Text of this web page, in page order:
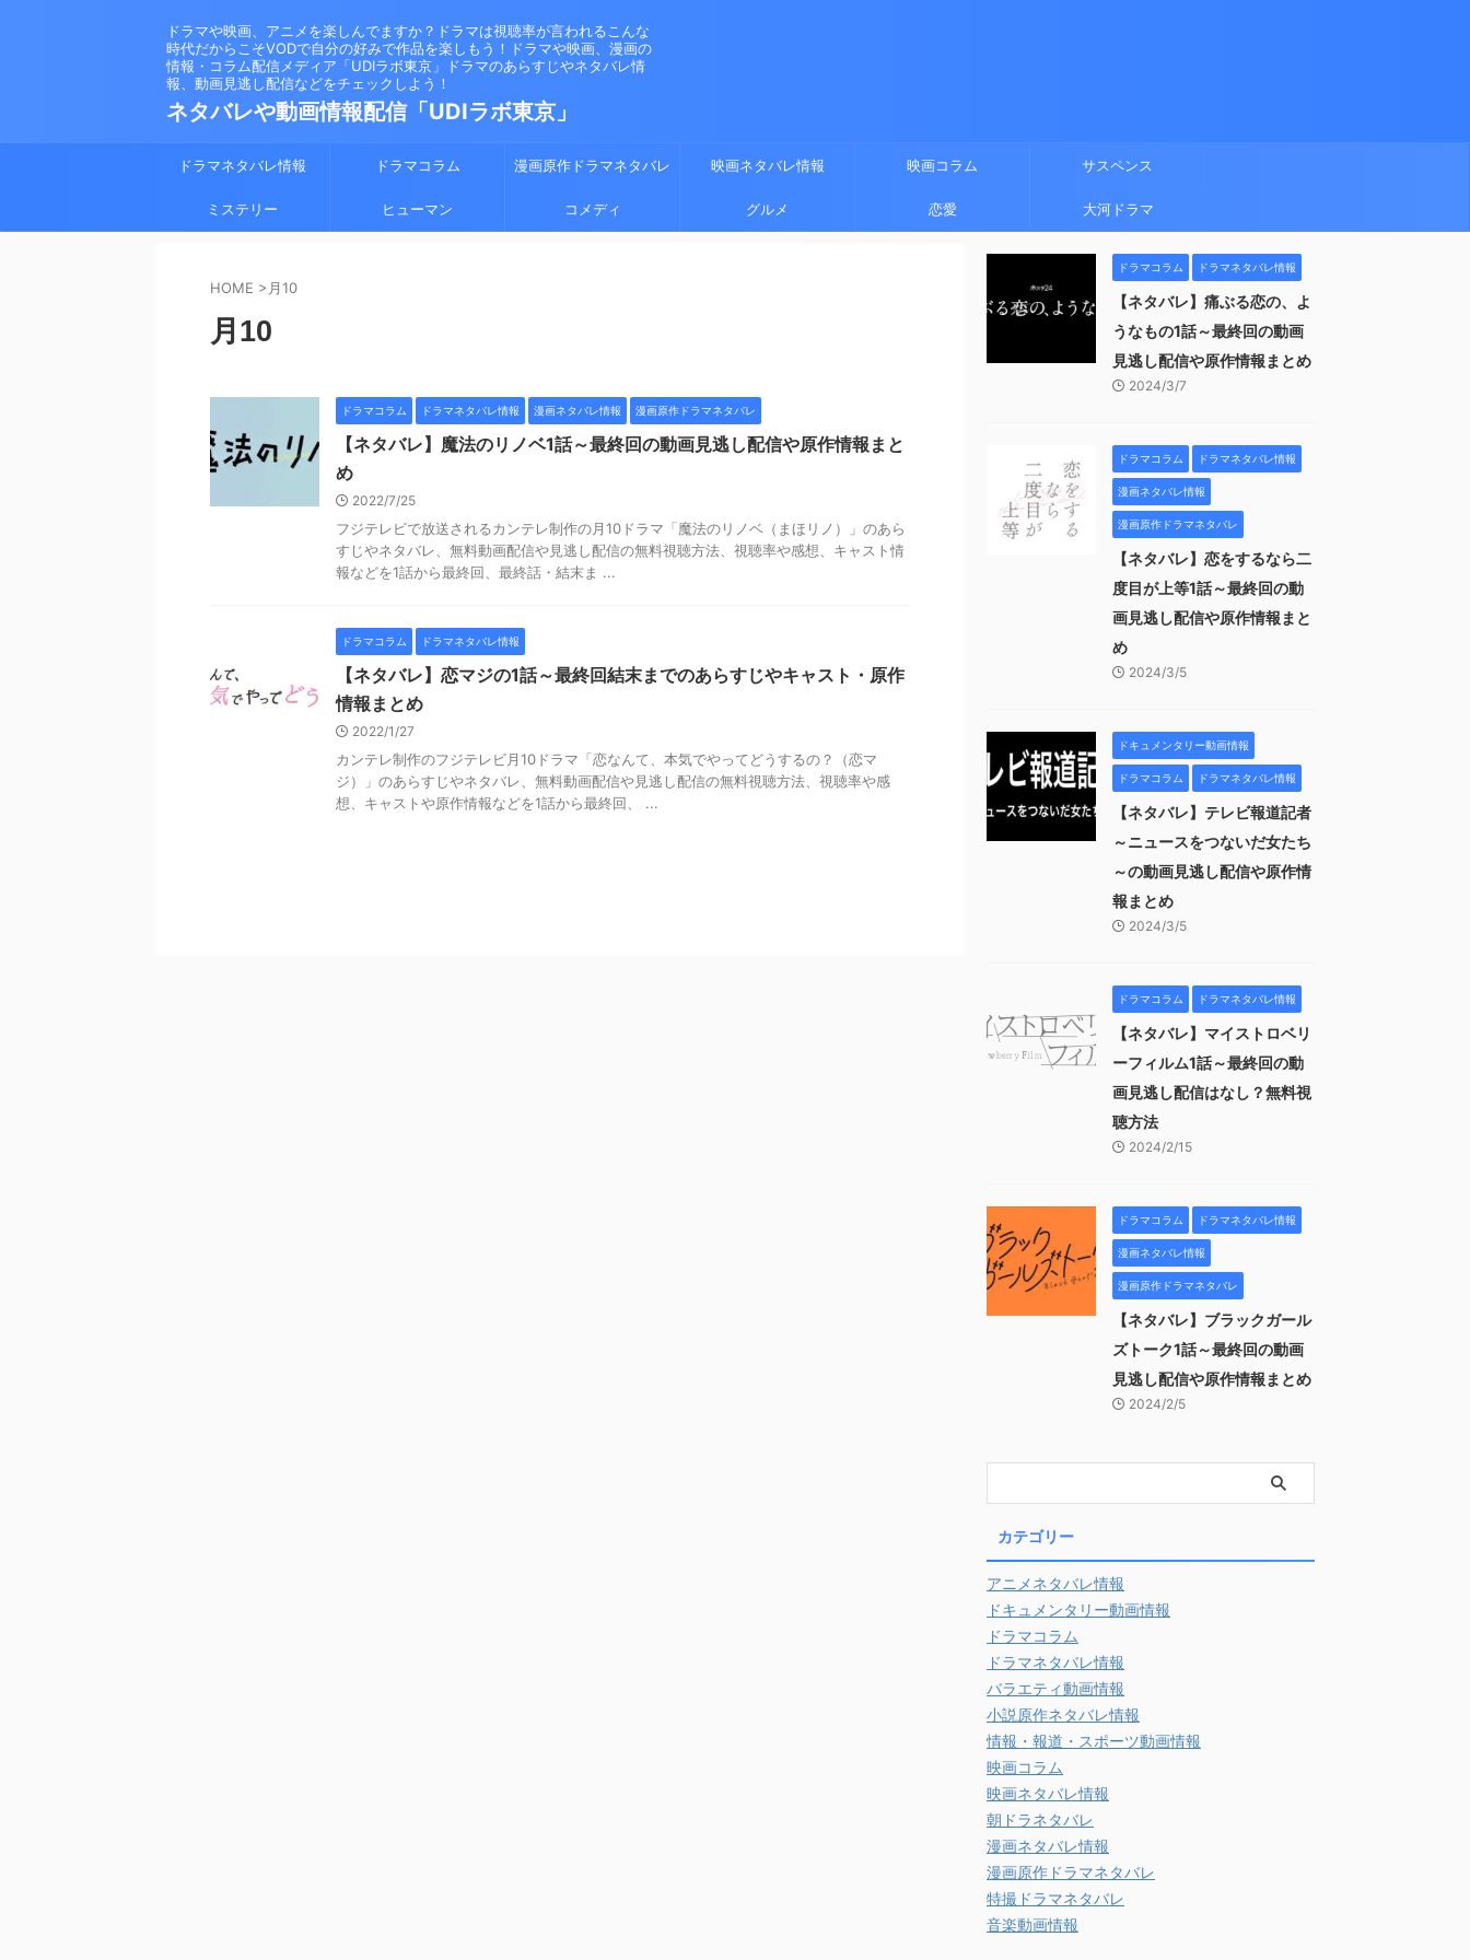
ドラマや映画、アニメを楽しんでますか？ドラマは視聴率が言われるこんな
時代だからこそVODで自分の好みで作品を楽しもう！ドラマや映画、漫画の
情報・コラム配信メディア「UDIラボ東京」ドラマのあらすじやネタバレ情
報、動画見逃し配信などをチェックしよう！
ネタバレや動画情報配信「UDIラボ東京」
ドラマネタバレ情報 ドラマコラム 漫画原作ドラマネタバレ 映画ネタバレ情報 映画コラム サスペンス
ミステリー ヒューマン コメディ グルメ 恋愛 大河ドラマ
HOME > 月10
月10
ドラマコラム ドラマネタバレ情報 漫画ネタバレ情報 漫画原作ドラマネタバレ
【ネタバレ】魔法のリノベ1話～最終回の動画見逃し配信や原作情報まと
め
2022/7/25
フジテレビで放送されるカンテレ制作の月10ドラマ「魔法のリノベ（まほリノ）」のあら
すじやネタバレ、無料動画配信や見逃し配信の無料視聴方法、視聴率や感想、キャスト情
報などを1話から最終回、最終話・結末ま ...
ドラマコラム ドラマネタバレ情報
【ネタバレ】恋マジの1話～最終回結末までのあらすじやキャスト・原作
情報まとめ
2022/1/27
カンテレ制作のフジテレビ月10ドラマ「恋なんて、本気でやってどうするの？（恋マ
ジ）」のあらすじやネタバレ、無料動画配信や見逃し配信の無料視聴方法、視聴率や感
想、キャストや原作情報などを1話から最終回、 ...
ドラマコラム ドラマネタバレ情報
【ネタバレ】痛ぶる恋の、よ
うなもの1話～最終回の動画
見逃し配信や原作情報まとめ
2024/3/7
ドラマコラム ドラマネタバレ情報
漫画ネタバレ情報
漫画原作ドラマネタバレ
【ネタバレ】恋をするなら二
度目が上等1話～最終回の動
画見逃し配信や原作情報まと
め
2024/3/5
ドキュメンタリー動画情報
ドラマコラム ドラマネタバレ情報
【ネタバレ】テレビ報道記者
～ニュースをつないだ女たち
～の動画見逃し配信や原作情
報まとめ
2024/3/5
ドラマコラム ドラマネタバレ情報
【ネタバレ】マイストロベリ
ーフィルム1話～最終回の動
画見逃し配信はなし？無料視
聴方法
2024/2/15
ドラマコラム ドラマネタバレ情報
漫画ネタバレ情報
漫画原作ドラマネタバレ
【ネタバレ】ブラックガール
ズトーク1話～最終回の動画
見逃し配信や原作情報まとめ
2024/2/5
カテゴリー
アニメネタバレ情報
ドキュメンタリー動画情報
ドラマコラム
ドラマネタバレ情報
バラエティ動画情報
小説原作ネタバレ情報
情報・報道・スポーツ動画情報
映画コラム
映画ネタバレ情報
朝ドラネタバレ
漫画ネタバレ情報
漫画原作ドラマネタバレ
特撮ドラマネタバレ
音楽動画情報